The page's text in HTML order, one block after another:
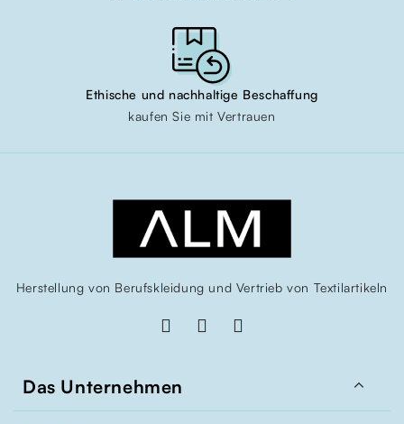
Ethische und nachhaltige Beschaffung
kaufen Sie mit Vertrauen
Herstellung von Berufskleidung und Vertrieb von Textilartikeln
Das Unternehmen 